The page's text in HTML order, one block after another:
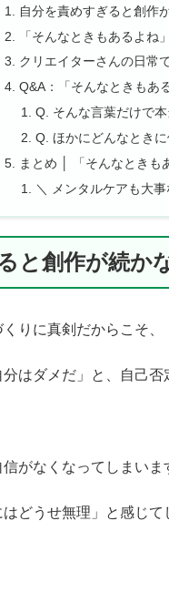
自分を責めすぎると創作
「そんなときもあるよね
クリエイターさんの日常
Q&A：「そんなときもあ
Q. そんな言葉だけで
Q. ほかにどんなとき
まとめ │ 「そんなときも
＼ メンタルケアも大
と創作が続か
りに真剣だからこそ、
はダメだ」と、自己
がなくなってしまいま
どうせ無理」と感じ